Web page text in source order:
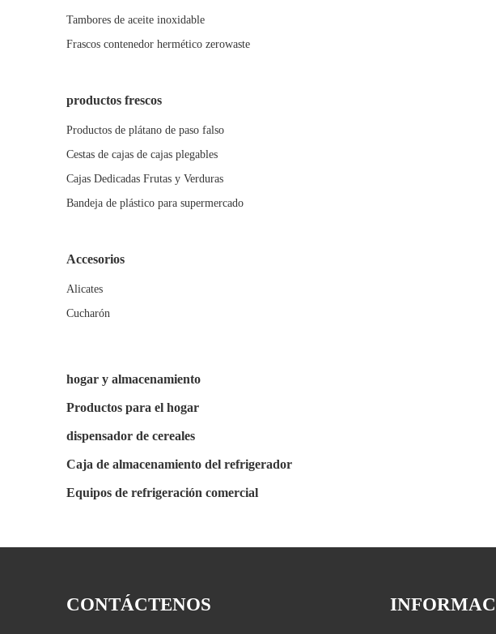
Tambores de aceite inoxidable
Frascos contenedor hermético zerowaste
productos frescos
Productos de plátano de paso falso
Cestas de cajas de cajas plegables
Cajas Dedicadas Frutas y Verduras
Bandeja de plástico para supermercado
Accesorios
Alicates
Cucharón
hogar y almacenamiento
Productos para el hogar
dispensador de cereales
Caja de almacenamiento del refrigerador
Equipos de refrigeración comercial
CONTÁCTENOS